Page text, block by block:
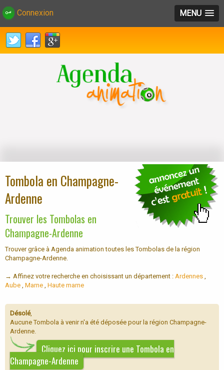
Connexion MENU
Tombola en Champagne-
Ardenne
Trouver les Tombolas en
Champagne-Ardenne
Trouver grâce à Agenda animation toutes les Tombolas de la région
Champagne-Ardenne.
→ Affinez votre recherche en choisissant un département : Ardennes
Aube Marne Haute marne
Désolé,
Aucune Tombola à venir n'a été déposée pour la région Champagne-
Ardenne.
Cliquez ici pour inscrire une Tombola en
Champagne-Ardenne